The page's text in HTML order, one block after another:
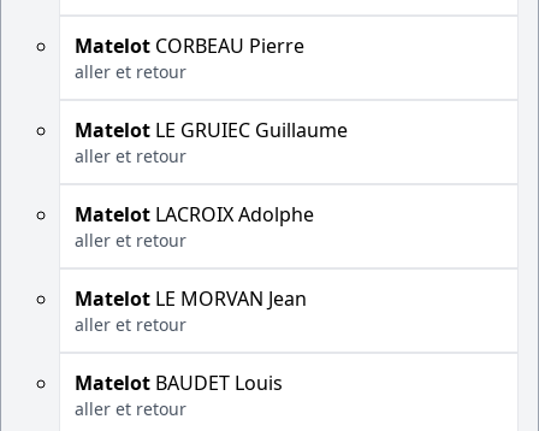
Matelot CORBEAU Pierre
aller et retour
Matelot LE GRUIEC Guillaume
aller et retour
Matelot LACROIX Adolphe
aller et retour
Matelot LE MORVAN Jean
aller et retour
Matelot BAUDET Louis
aller et retour